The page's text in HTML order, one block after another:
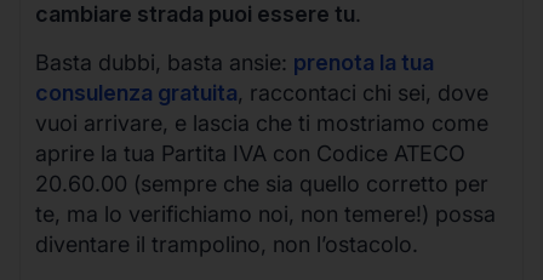
cambiare strada puoi essere tu.
Basta dubbi, basta ansie: prenota la tua
consulenza gratuita, raccontaci chi sei, dove
vuoi arrivare, e lascia che ti mostriamo come
aprire la tua Partita IVA con Codice ATECO
20.60.00 (sempre che sia quello corretto per
te, ma lo verifichiamo noi, non temere!) possa
diventare il trampolino, non l’ostacolo.